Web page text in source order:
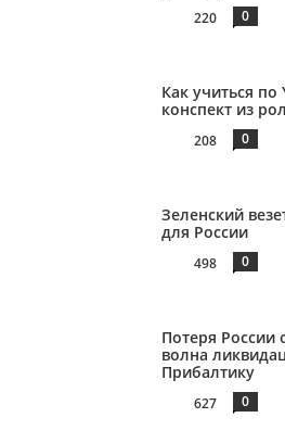
220 0
Как учиться по
конспект из
208 0
Зеленский
для России
498 0
Потеря
волна
Прибалтику
627 0